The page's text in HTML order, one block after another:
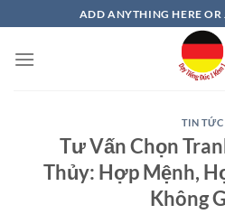
qua
nội
ADD ANYTHING HERE OR
TIN TỨC
Tư Vấn Chọn
Thủy: Hợp Mệnh,
Không